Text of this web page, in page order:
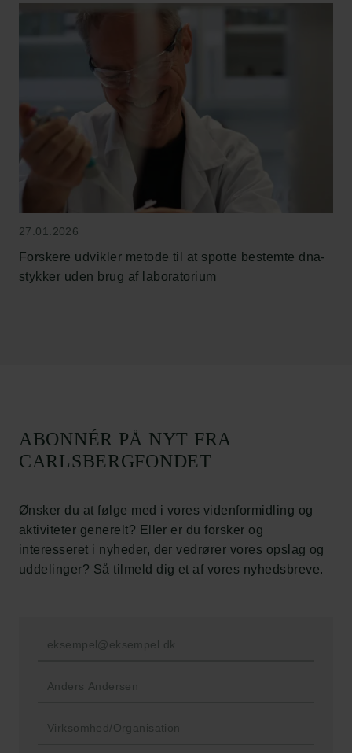
27.01.2026
Forskere udvikler metode til at spotte bestemte dna-
stykker uden brug af laboratorium
ABONNÉR PÅ NYT FRA
CARLSBERGFONDET
Ønsker du at følge med i vores videnformidling og
aktiviteter generelt? Eller er du forsker og
interesseret i nyheder, der vedrører vores opslag og
uddelinger? Så tilmeld dig et af vores nyhedsbreve.
Links
Pressekontakt
Job hos os
Carlsbergfondet
Carlsberg Group
Frederiksborg • Nationalhistorisk Museum
Ny Carlsbergfondet
Ny Carlsberg Glyptotek
1553 København V
+45 33 43 53 63